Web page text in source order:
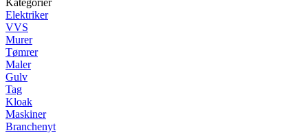
Kategorier
Elektriker
VVS
Murer
Tømrer
Maler
Gulv
Tag
Kloak
Maskiner
Branchenyt